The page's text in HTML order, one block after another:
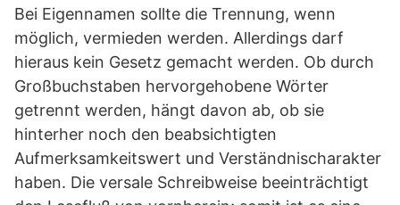
Bei Eigennamen sollte die Trennung, wenn
möglich, vermieden werden. Allerdings darf
hieraus kein Gesetz gemacht werden. Ob durch
Großbuchstaben hervorgehobene Wörter
getrennt werden, hängt davon ab, ob sie
hinterher noch den beabsichtigten
Aufmerksamkeitswert und Verständnischarakter
haben. Die versale Schreibweise beeinträchtigt